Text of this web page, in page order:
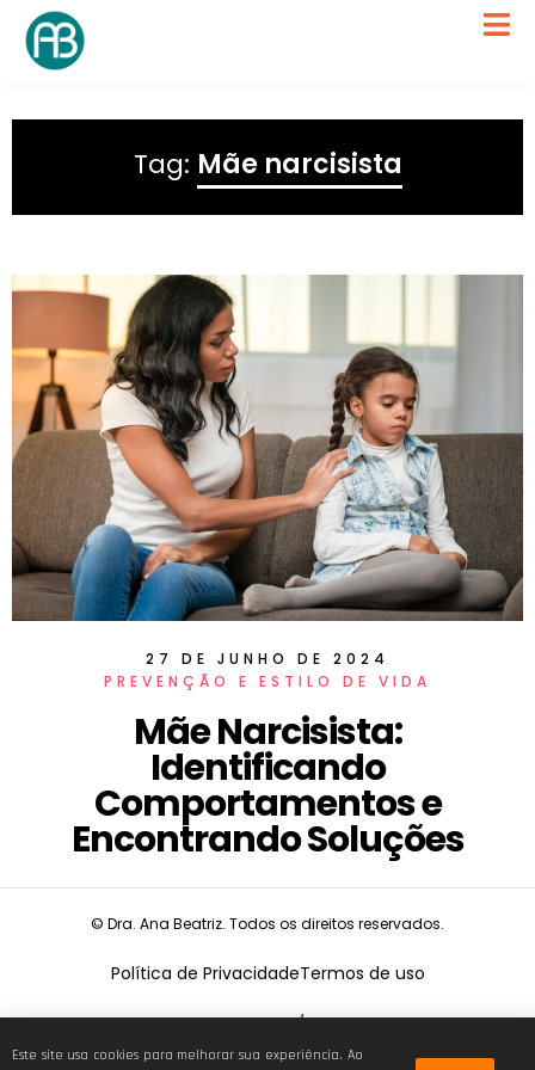
Tag: Mãe narcisista
27 DE JUNHO DE 2024
PREVENÇÃO E ESTILO DE VIDA
Mãe Narcisista:
Identificando
Comportamentos e
Encontrando Soluções
© Dra. Ana Beatriz. Todos os direitos reservados.
Política de PrivacidadeTermos de uso
CNPJ:19.675.026/0001-68
Este site usa cookies para melhorar sua experiência. Ao